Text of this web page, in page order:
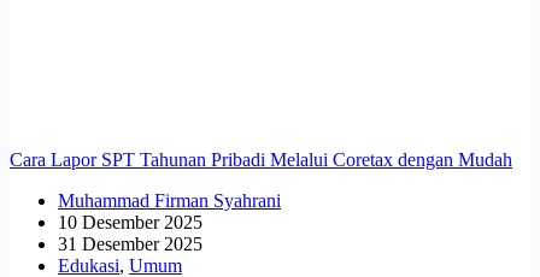
Cara Lapor SPT Tahunan Pribadi Melalui Coretax dengan Mudah
Muhammad Firman Syahrani
10 Desember 2025
31 Desember 2025
Edukasi, Umum